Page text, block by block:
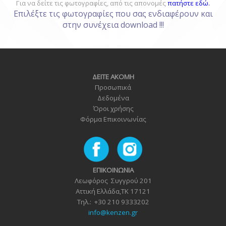
Για να δείτε τις φωτογραφίες, από τις απονομές πατήστε εδώ.
Επιλέξτε τις φωτογραφίες που σας ενδιαφέρουν και
στην συνέχεια download !!!
ΔΕΙΤΕ ΑΚΟΜΗ
Προσωπικά
Δεδομένα
Όροι χρήσης
Φόρμα Επικοινωνίας
ΕΠΙΚΟΙΝΩΝΙΑ
Λεωφόρος Συγγρού 201
Αττική Ελλάδα,TK 17121
Τηλ.: +30 210 9333202
info@kenzen.gr